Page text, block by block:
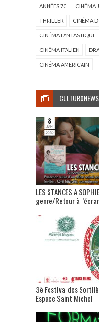
ANNÉES 70 CINÉMA
THRILLER CINÉMA
CINÉMA FANTASTIQUE
CINÉMA ITALIEN
CINÉMA AMERICAIN
CULTURONEWS
LES STANCES A
genre/Retour à l’écran
3è Festival des
Espace Saint Michel